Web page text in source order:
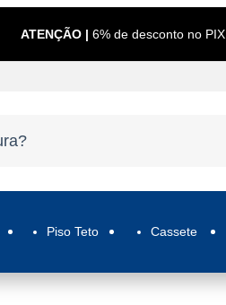
ATENÇÃO | 6% de desconto no PIX.
Piso Teto Cassete